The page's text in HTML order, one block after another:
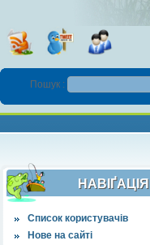
Пошук :
НАВІҐАЦІЯ
Список користувачів
Нове на сайті